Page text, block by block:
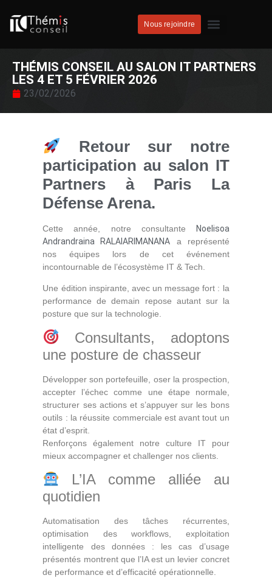
Nous rejoindre
THÉMIS CONSEIL AU SALON IT PARTNERS
LES 4 ET 5 FÉVRIER 2026
23/02/2026
Retour sur notre
participation au salon IT
Partners à Paris La
Défense Arena.
Cette année, notre consultante
Noelisoa
Andrandraina RALAIARIMANANA a représenté
nos équipes lors de cet événement
incontournable de l’écosystème IT & Tech.
Une édition inspirante, avec un message fort : la
performance de demain repose autant sur la
posture que sur la technologie.
Consultants, adoptons
une posture de chasseur
Développer son portefeuille, oser la prospection,
accepter l’échec comme une étape normale,
structurer ses actions et s’appuyer sur les bons
outils : la réussite commerciale est avant tout un
état d’esprit.
Renforçons également notre culture IT pour
mieux accompagner et challenger nos clients.
L’IA comme alliée au
quotidien
Automatisation des tâches récurrentes,
optimisation des workflows, exploitation
intelligente des données : les cas d’usage
présentés montrent que l’IA est un levier concret
de performance et d’efficacité opérationnelle.